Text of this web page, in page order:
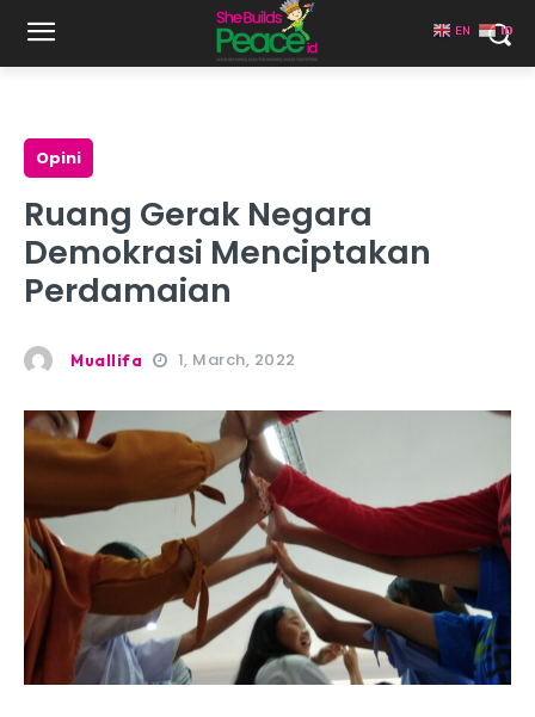
Opini
Ruang Gerak Negara
Demokrasi Menciptakan
Perdamaian
Muallifa 1, March, 2022
EN ID